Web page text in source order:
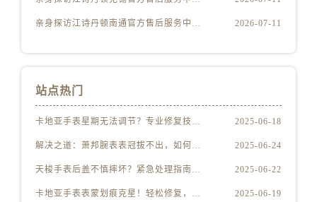
安徽省黄山市屯溪区黄山西路江诗丹顿售后服务中心（需提前预约）
亲身探访江诗丹顿南通官方售后服务中心｜详细地址及客服热线（2026年7月最新） 2026-07-11
站点热门
卡地亚手表星期无法调节？专业修复技巧大公开 2025-06-18
解决之道：萧邦腕表表冠拔不出，如何巧妙修复 2025-06-24
天梭手表后盖不慎摔坏？紧急处理指南在这 2025-06-22
卡地亚手表表蒙划痕克星！轻松修复，再现奢华光泽 2025-06-19